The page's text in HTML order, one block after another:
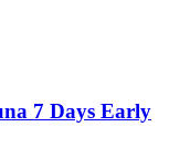
7 Days Early